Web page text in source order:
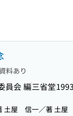
料あり
員会 編三省堂
土屋 信一／著 土